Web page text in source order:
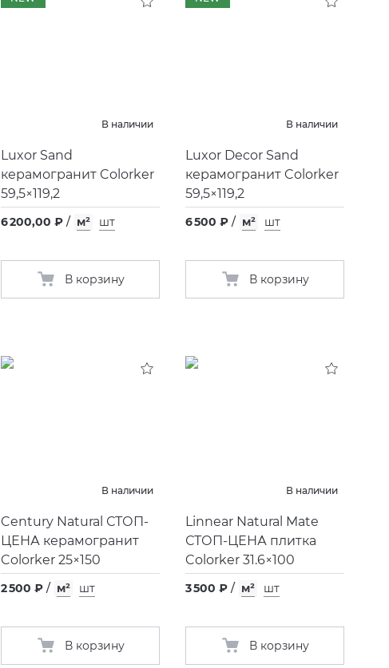
В наличии
Luxor Sand
керамогранит Colorker
59,5×119,2
6 200,00 ₽ / м² шт
В корзину
В наличии
Luxor Decor Sand
керамогранит Colorker
59,5×119,2
6 500 ₽ / м² шт
В корзину
В наличии
Century Natural СТОП-
ЦЕНА керамогранит
Colorker 25×150
2 500 ₽ / м² шт
В корзину
В наличии
Linnear Natural Mate
СТОП-ЦЕНА плитка
Colorker 31.6×100
3 500 ₽ / м² шт
В корзину